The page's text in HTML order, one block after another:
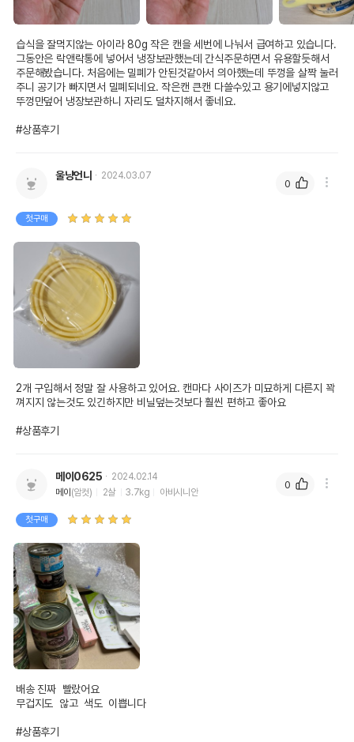
습식을 잘먹지않는 아이라 80g 작은 캔을 세번에 나눠서 급여하고 있습니다.
그동안은 락앤락통에 넣어서 냉장보관했는데 간식주문하면서 유용할듯해서
주문해봤습니다. 처음에는 밀폐가 안된것같아서 의아했는데 뚜껑을 살짝 눌러
주니 공기가 빠지면서 밀폐되네요. 작은캔 큰캔 다쓸수있고 용기에넣지않고
뚜껑만덮어 냉장보관하니 자리도 덜차지해서 좋네요.
#상품후기
울냥언니 2024.03.07
첫구매
2개 구입해서 정말 잘 사용하고 있어요. 캔마다 사이즈가 미묘하게 다른지 꽉
껴지지 않는것도 있긴하지만 비닐덮는것보다 훨씬 편하고 좋아요
#상품후기
0
메이0625
2024.02.14
메이 (암컷) 2살 3.7kg 아비시니안
첫구매
배송 진짜  빨랐어요
무겁지도  않고  색도  이쁩니다
#상품후기
0